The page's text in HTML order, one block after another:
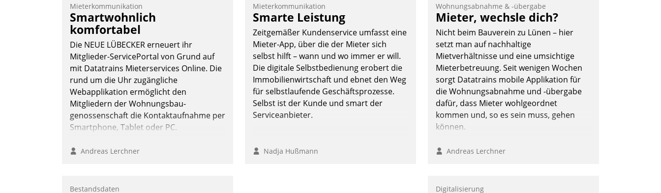
Mieterkommunikation
Smartwohnlich
komfortabel
Die NEUE LÜBECKER erneuert ihr
Mitglieder-ServicePortal von Grund auf
mit Datatrains Mieterservices Online. Die
rund um die Uhr zugängliche
Webapplikation ermöglicht den
Mitgliedern der Wohnungs­bau­
genossenschaft die Kontaktaufnahme per
Smartphone, Tablet oder PC.
Andreas Lerchner
Mieterkommunikation
Smarte Leistung
Zeitgemäßer Kundenservice umfasst eine
Mieter-App, über die der Mieter sich
selbst hilft – wann und wo immer er will.
Die digitale Selbstbedienung erobert die
Immobilienwirtschaft und ebnet den Weg
für selbstlaufende Geschäftsprozesse.
Selbst ist der Kunde und smart der
Serviceanbieter.
Nadja Hußmann
Wohnungsabnahme & -übergabe
Mieter, wechsle dich?
Nicht beim Bauverein zu Lünen – hier
setzt man auf nachhaltige
Mietverhältnisse und eine umsichtige
Mieterbetreuung. Seit wenigen Wochen
sorgt Datatrains mobile Applikation für
die Wohnungsabnahme und -übergabe
dafür, dass Mieter wohlgeordnet
kommen und, so es sein muss, gehen
können.
Andreas Lerchner
Bestandsdaten Digitalisierung